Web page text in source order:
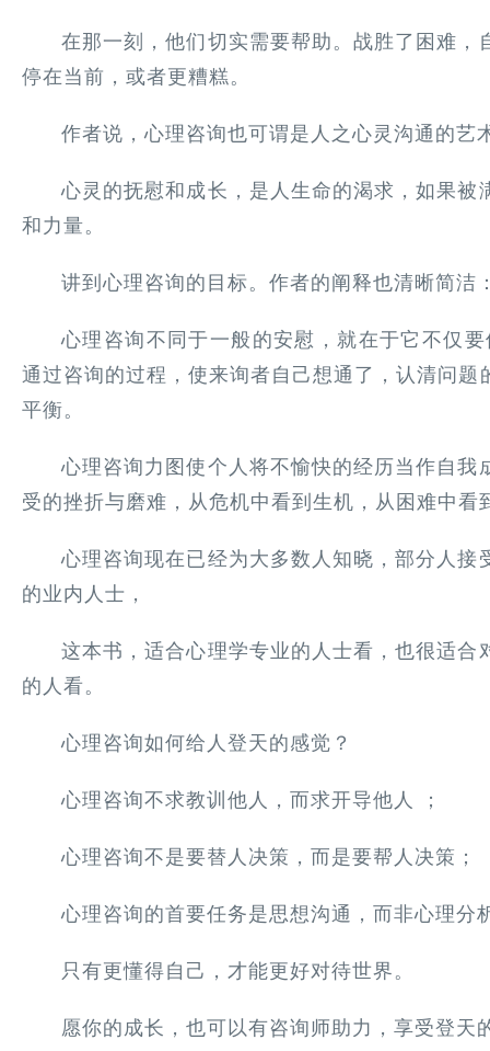
在那一刻，他们切实需要帮助。战胜了困难
停在当前，或者更糟糕。
作者说，心理咨询也可谓是人之心灵沟通的艺
心灵的抚慰和成长，是人生命的渴求，如果
和力量。
讲到心理咨询的目标。作者的阐释也清晰简洁
心理咨询不同于一般的安慰，就在于它不仅
通过咨询的过程，使来询者自己想通了，认清问
平衡。
心理咨询力图使个人将不愉快的经历当作自
受的挫折与磨难，从危机中看到生机，从困难中看
心理咨询现在已经为大多数人知晓，部分人
的业内人士，
这本书，适合心理学专业的人士看，也很适
的人看。
心理咨询如何给人登天的感觉？
心理咨询不求教训他人，而求开导他人 ；
心理咨询不是要替人决策，而是要帮人决策；
心理咨询的首要任务是思想沟通，而非心理分
只有更懂得自己，才能更好对待世界。
愿你的成长，也可以有咨询师助力，享受登天